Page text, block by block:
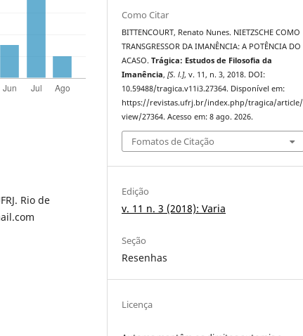
Rio de
Como Citar
BITTENCOURT, Renato Nunes. NIETZSCHE COMO
TRANSGRESSOR DA IMANÊNCIA: A POTÊNCIA DO
ACASO.Trágica: Estudos de Filosofia da
Imanência,[S. l.], v. 11, n. 3, 2018. DOI:
10.59488/tragica.v11i3.27364. Disponível em:
https://revistas.ufrj.br/index.php/tragica/article/
view/27364. Acesso em: 8 ago. 2026.
Fomatos de Citação
Edição
v. 11 n. 3 (2018): Varia
Seção
Resenhas
Licença